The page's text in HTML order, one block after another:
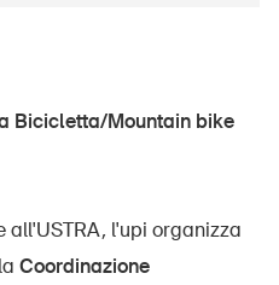
Bicicletta/Mountain bike
all'USTRA, l'upi organizza
Coordinazione